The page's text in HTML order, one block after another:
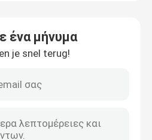
με
ένα μήνυμα
je snel terug!